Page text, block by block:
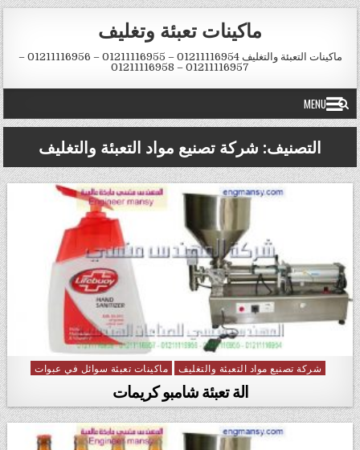
Skip to content
ماكينات تعبئة وتغليف
ماكينات التعبئة والتغليف 01211116954 – 01211116955 – 01211116956 –
01211116957 – 01211116958
MENU
التصنيف: شركة تصنيع مواد التعبئة والتغليف
Posted in
شركة تصنيع مواد التعبئة والتغليف ماكينات تعبئة سوائل في عبوات
الة تعبئة شامبو كريمات